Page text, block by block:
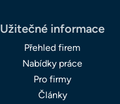
Užitečné informace
Přehled firem
Nabídky práce
Pro firmy
Články